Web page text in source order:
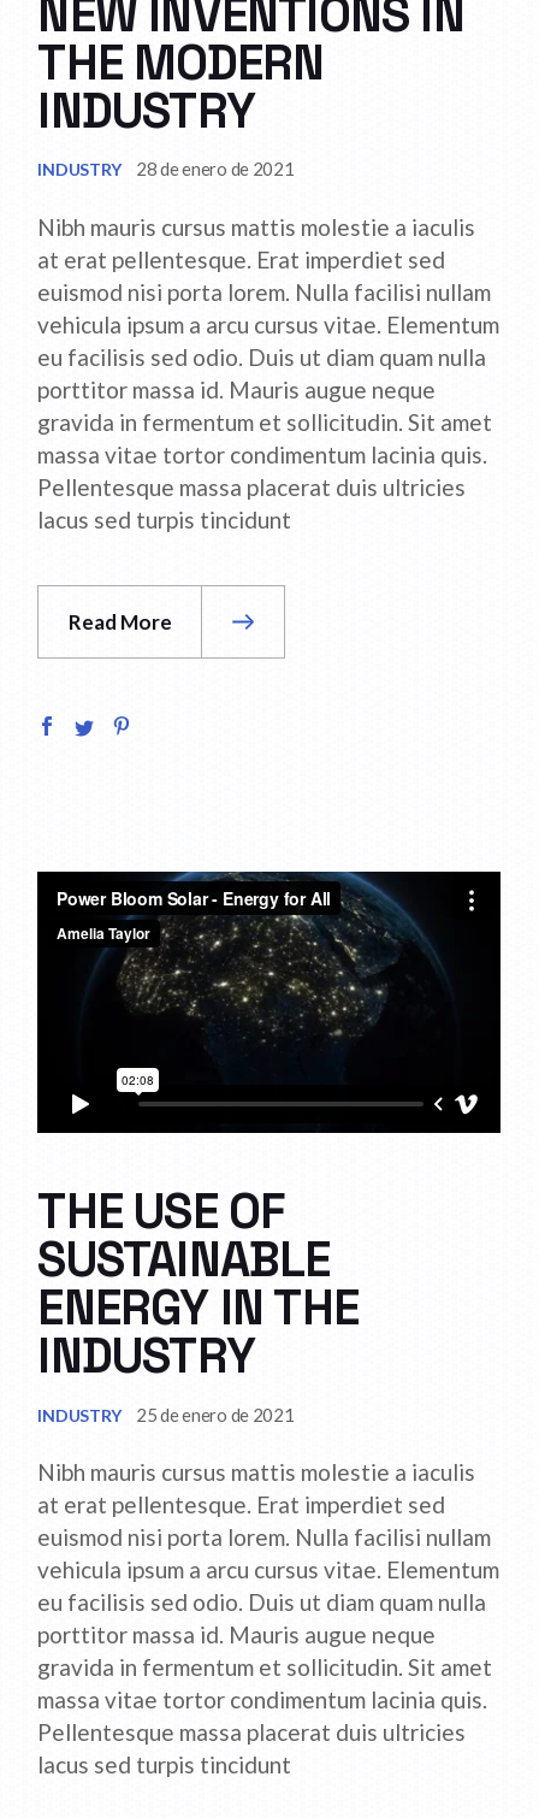
NEW INVENTIONS IN
THE MODERN
INDUSTRY
INDUSTRY 28 de enero de 2021
Nibh mauris cursus mattis molestie a iaculis
at erat pellentesque. Erat imperdiet sed
euismod nisi porta lorem. Nulla facilisi nullam
vehicula ipsum a arcu cursus vitae. Elementum
eu facilisis sed odio. Duis ut diam quam nulla
porttitor massa id. Mauris augue neque
gravida in fermentum et sollicitudin. Sit amet
massa vitae tortor condimentum lacinia quis.
Pellentesque massa placerat duis ultricies
lacus sed turpis tincidunt
Read More
THE USE OF
SUSTAINABLE
ENERGY IN THE
INDUSTRY
INDUSTRY 25 de enero de 2021
Nibh mauris cursus mattis molestie a iaculis
at erat pellentesque. Erat imperdiet sed
euismod nisi porta lorem. Nulla facilisi nullam
vehicula ipsum a arcu cursus vitae. Elementum
eu facilisis sed odio. Duis ut diam quam nulla
porttitor massa id. Mauris augue neque
gravida in fermentum et sollicitudin. Sit amet
massa vitae tortor condimentum lacinia quis.
Pellentesque massa placerat duis ultricies
lacus sed turpis tincidunt